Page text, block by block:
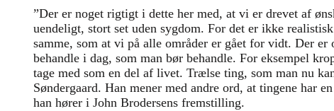
”Der er noget rigtigt i dette her med, at vi er drevet af
uendeligt, stort set uden sygdom. For det er ikke
samme, som at vi på alle områder er gået for vidt. Der er
behandle i dag, som man bør behandle. For eksempel
tage med som en del af livet. Trælse ting, som man nu
Søndergaard. Han mener med andre ord, at tingene har
han hører i John Brodersens fremstilling.